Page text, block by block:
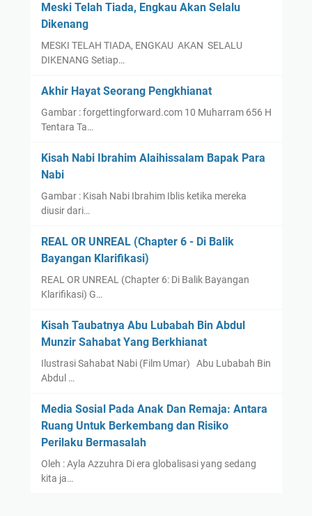
Meski Telah Tiada, Engkau Akan Selalu
Dikenang
MESKI TELAH TIADA, ENGKAU AKAN SELALU
DIKENANG Setiap…
Akhir Hayat Seorang Pengkhianat
Gambar : forgettingforward.com 10 Muharram 656 H
Tentara Ta…
Kisah Nabi Ibrahim Alaihissalam Bapak Para
Nabi
Gambar : Kisah Nabi Ibrahim Iblis ketika mereka
diusir dari…
REAL OR UNREAL (Chapter 6 - Di Balik
Bayangan Klarifikasi)
REAL OR UNREAL (Chapter 6: Di Balik Bayangan
Klarifikasi) G…
Kisah Taubatnya Abu Lubabah Bin Abdul
Munzir Sahabat Yang Berkhianat
Ilustrasi Sahabat Nabi (Film Umar) Abu Lubabah Bin
Abdul …
Media Sosial Pada Anak Dan Remaja: Antara
Ruang Untuk Berkembang dan Risiko
Perilaku Bermasalah
Oleh : Ayla Azzuhra Di era globalisasi yang sedang
kita ja…